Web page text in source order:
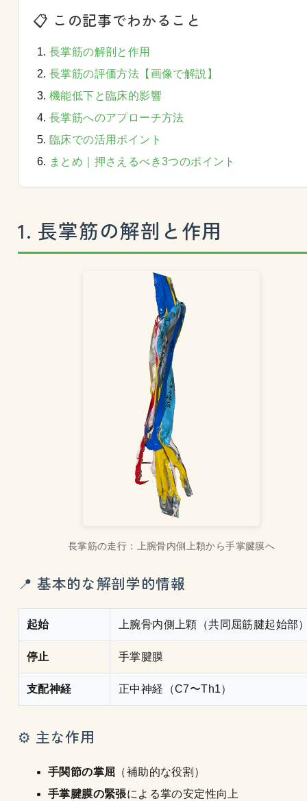
📋 この記事でわかること
長掌筋の解剖と作用
長掌筋の評価方法【画像で解説】
機能低下と臨床的影響
長掌筋へのアプローチ方法
臨床での活用ポイント
まとめ｜押さえるべき3つのポイント
1. 長掌筋の解剖と作用
長掌筋の走行：上腕骨内側上顆から手掌腱膜へ
📍 基本的な解剖学的情報
起始 上腕骨内側上顆（共同屈筋腱起始部
停止 手掌腱膜
支配神経 正中神経（C7〜Th1）
⚙️ 主な作用
手関節の掌屈 （補助的な役割）
手掌腱膜の緊張による掌の安定性向上